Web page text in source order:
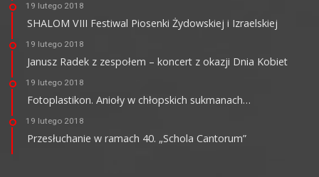
19 lutego 2018
SHALOM VIII Festiwal Piosenki Żydowskiej i Izraelskiej
19 lutego 2018
Janusz Radek z zespołem – koncert z okazji Dnia Kobiet
19 lutego 2018
Fotoplastikon. Anioły w chłopskich sukmanach…
19 lutego 2018
Przesłuchanie w ramach 40. „Schola Cantorum”